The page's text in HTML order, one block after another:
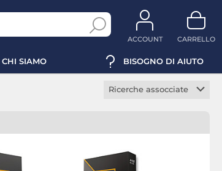
ACCOUNT CARRELLO
CHI SIAMO BISOGNO DI AIUTO
Ricerche assocciate
Intel Core i3